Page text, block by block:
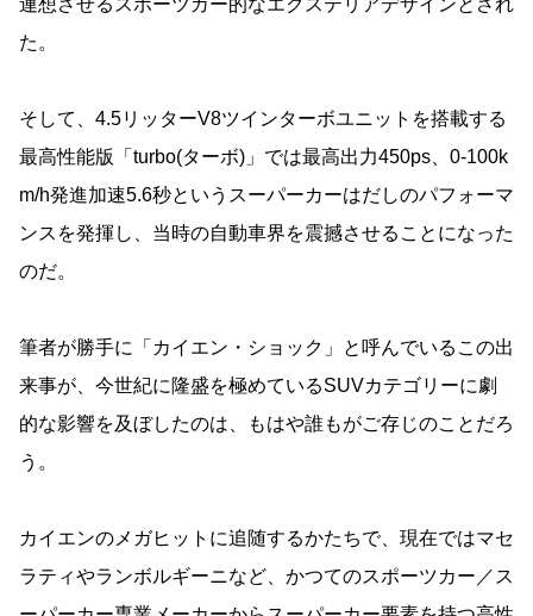
連想させるスポーツカー的なエクステリアデザインとされ
た。
そして、4.5リッターV8ツインターボユニットを搭載する
最高性能版「turbo(ターボ)」では最高出力450ps、0-100k
m/h発進加速5.6秒というスーパーカーはだしのパフォーマ
ンスを発揮し、当時の自動車界を震撼させることになった
のだ。
筆者が勝手に「カイエン・ショック」と呼んでいるこの出
来事が、今世紀に隆盛を極めているSUVカテゴリーに劇
的な影響を及ぼしたのは、もはや誰もがご存じのことだろ
う。
カイエンのメガヒットに追随するかたちで、現在ではマセ
ラティやランボルギーニなど、かつてのスポーツカー／ス